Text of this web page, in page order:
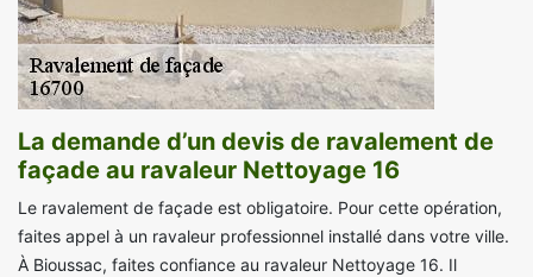
La demande d’un devis de ravalement de
façade au ravaleur Nettoyage 16
Le ravalement de façade est obligatoire. Pour cette opération,
faites appel à un ravaleur professionnel installé dans votre ville.
À Bioussac, faites confiance au ravaleur Nettoyage 16. Il